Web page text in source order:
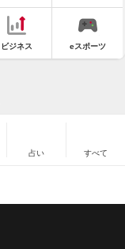
ビジネス eスポーツ
占い すべて